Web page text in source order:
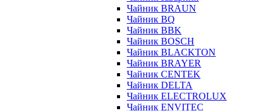
Чайник BRAUN
Чайник BQ
Чайник BBK
Чайник BOSCH
Чайник BLACKTON
Чайник BRAYER
Чайник CENTEK
Чайник DELTA
Чайник ELECTROLUX
Чайник ENVITEC